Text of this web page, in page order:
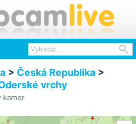

> Česká Republika >
vrchy
kamer